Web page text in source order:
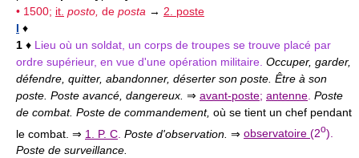
• 1500; it. posto, de posta → 2. poste
I ♦
1 ♦ Lieu où un soldat, un corps de troupes se trouve placé par
ordre supérieur, en vue d'une opération militaire. Occuper, garder,
défendre, quitter, abandonner, déserter son poste. Être à son
poste. Poste avancé, dangereux. ⇒ avant-poste; antenne Poste
de combat. Poste de commandement, où se tient un chef pendant
le combat. ⇒ 1. P. C Poste d'observation. ⇒ observatoire (2o).
Poste de surveillance.